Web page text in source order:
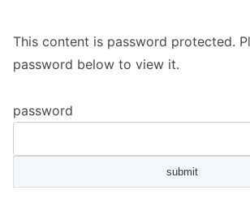
This content is password protected.
password below to view it.
password